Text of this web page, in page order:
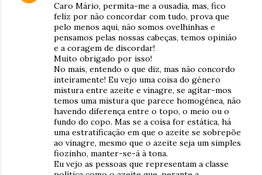
Caro Mário, permita-me a ousadia, mas, fico
feliz por não concordar com tudo, prova que
pelo menos aqui, não somos ovelhinhas e
pensamos pelas nossas cabeças, temos opinião
e a coragem de discordar!
Muito obrigado por isso!
No mais, entendo o que diz, mas não concordo
inteiramente! Eu vejo uma coisa do género
mistura entre azeite e vinagre, se agitar-mos
temos uma mistura que parece homogénea, não
havendo diferença entre o topo, o meio ou o
fundo do copo. Mas se a coisa for estática, há
uma estratificação em que o azeite se sobrepõe
ao vinagre, mesmo que o azeite seja um simples
fiozinho, manter-se-á à tona.
Eu vejo as pessoas que representam a classe